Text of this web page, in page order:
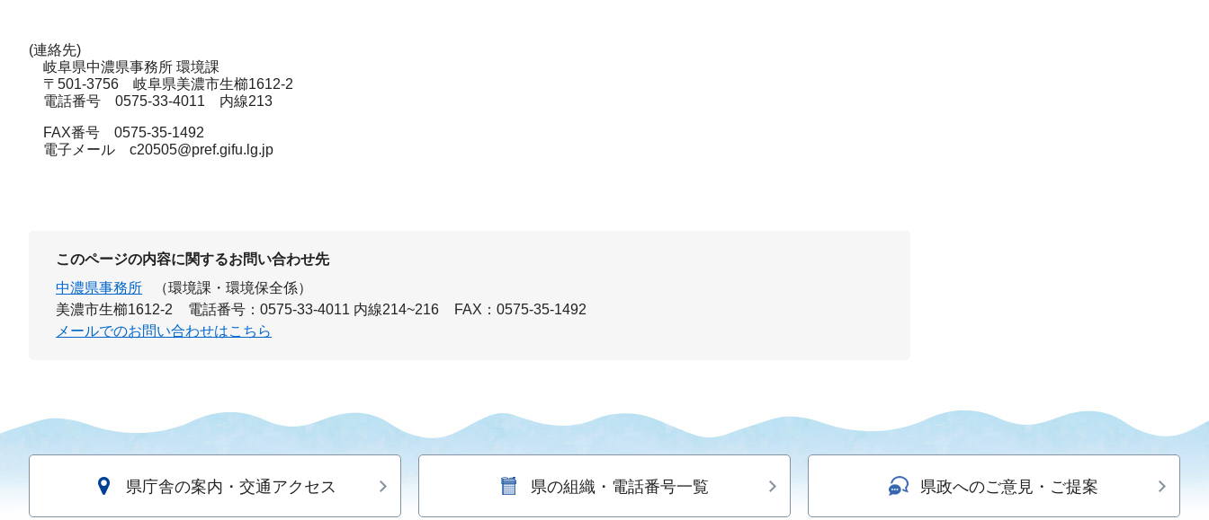
(連絡先)
岐阜県中濃県事務所 環境課
〒501-3756 岐阜県美濃市生櫛1612-2
電話番号 0575-33-4011 内線213
FAX番号 0575-35-1492
電子メール c20505@pref.gifu.lg.jp
このページの内容に関するお問い合わせ先
中濃県事務所
（環境課・環境保全係）
美濃市生櫛1612-2
電話番号：0575-33-4011 内線214~216
FAX：0575-35-1492
メールでのお問い合わせはこちら
県庁舎の案内・交通アクセス 県の組織・電話番号一覧 県政へのご意見・ご提案